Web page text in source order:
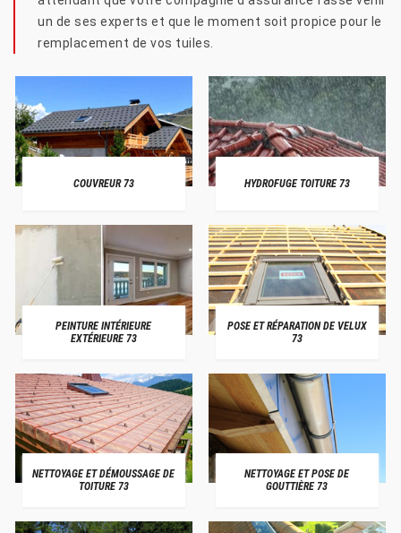
un de ses experts et que le moment soit propice pour le
remplacement de vos tuiles.
COUVREUR 73 HYDROFUGE TOITURE 73
PEINTURE INTÉRIEURE
EXTÉRIEURE 73
POSE ET RÉPARATION DE VELUX
73
NETTOYAGE ET DÉMOUSSAGE DE
TOITURE 73
NETTOYAGE ET POSE DE
GOUTTIÈRE 73